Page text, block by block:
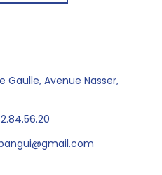
Gaulle, Avenue Nasser,